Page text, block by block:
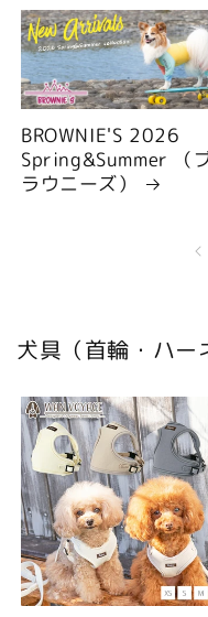
BROWNIE'S 2026
Spring&Summer （
ラウニーズ）
犬具（首輪・ハー